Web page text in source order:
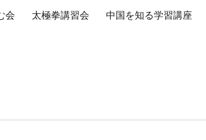
会 太極拳講習会 中国を知る学習講座